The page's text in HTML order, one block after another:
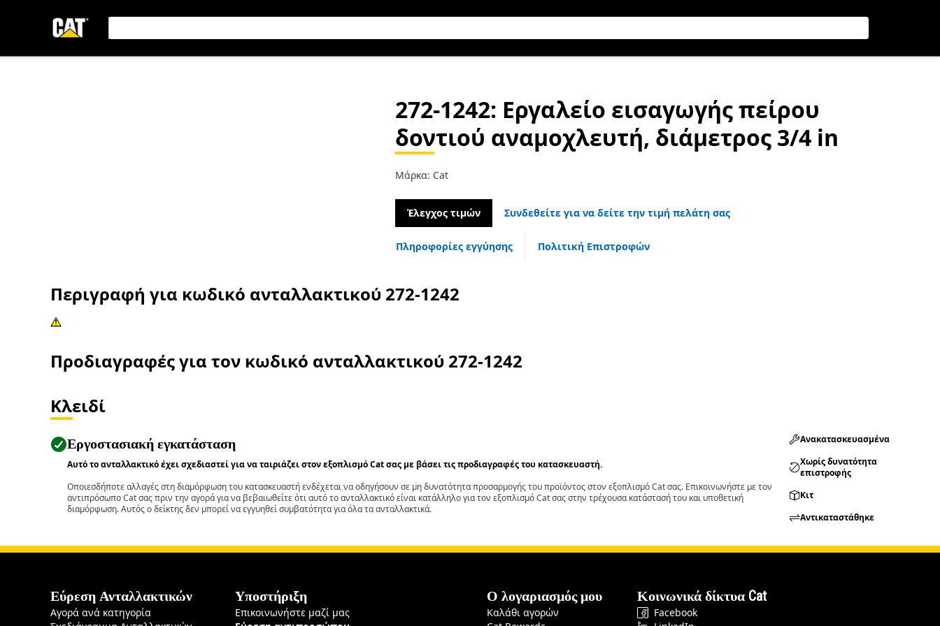
272-1242: Εργαλείο εισαγωγής πείρου
δοντιού αναμοχλευτή, διάμετρος 3/4 in
Μάρκα: Cat
Έλεγχος τιμών Συνδεθείτε για να δείτε την τιμή πελάτη σας
Πληροφορίες εγγύησης Πολιτική Επιστροφών
Περιγραφή για κωδικό ανταλλακτικού 272-1242
Προδιαγραφές για τον κωδικό ανταλλακτικού 272-1242
Κλειδί
Εργοστασιακή εγκατάσταση
Αυτό το ανταλλακτικό έχει σχεδιαστεί για να ταιριάζει στον εξοπλισμό Cat σας με βάσει τις προδιαγραφές του κατασκευαστή.
Οποιεσδήποτε αλλαγές στη διαμόρφωση του κατασκευαστή ενδέχεται να οδηγήσουν σε μη δυνατότητα προσαρμογής του προϊόντος στον εξοπλισμό Cat σας. Επικοινωνήστε με τον
αντιπρόσωπο Cat σας πριν την αγορά για να βεβαιωθείτε ότι αυτό το ανταλλακτικό είναι κατάλληλο για τον εξοπλισμό Cat σας στην τρέχουσα κατάστασή του και υποθετική
διαμόρφωση. Αυτός ο δείκτης δεν μπορεί να εγγυηθεί συμβατότητα για όλα τα ανταλλακτικά.
Ανακατασκευασμένα
Χωρίς δυνατότητα
επιστροφής
Κιτ
Αντικαταστάθηκε
Εύρεση Ανταλλακτικών
Αγορά ανά κατηγορία
Υποστήριξη
Επικοινωνήστε μαζί μας
Ο λογαριασμός μου
Καλάθι αγορών
Κοινωνικά δίκτυα Cat
Facebook